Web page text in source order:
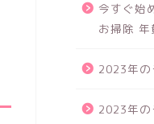
今すぐ始
お掃除
2023年の
2023年の